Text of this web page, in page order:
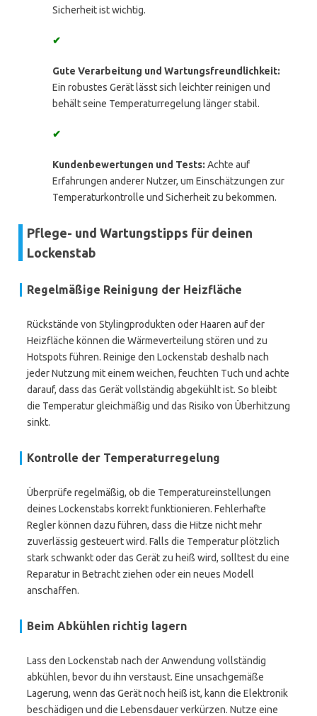
Sicherheit ist wichtig.
✔
Gute Verarbeitung und Wartungsfreundlichkeit:
Ein robustes Gerät lässt sich leichter reinigen und
behält seine Temperaturregelung länger stabil.
✔
Kundenbewertungen und Tests: Achte auf
Erfahrungen anderer Nutzer, um Einschätzungen zur
Temperaturkontrolle und Sicherheit zu bekommen.
Pflege- und Wartungstipps für deinen
Lockenstab
Regelmäßige Reinigung der Heizfläche
Rückstände von Stylingprodukten oder Haaren auf der
Heizfläche können die Wärmeverteilung stören und zu
Hotspots führen. Reinige den Lockenstab deshalb nach
jeder Nutzung mit einem weichen, feuchten Tuch und achte
darauf, dass das Gerät vollständig abgekühlt ist. So bleibt
die Temperatur gleichmäßig und das Risiko von Überhitzung
sinkt.
Kontrolle der Temperaturregelung
Überprüfe regelmäßig, ob die Temperatureinstellungen
deines Lockenstabs korrekt funktionieren. Fehlerhafte
Regler können dazu führen, dass die Hitze nicht mehr
zuverlässig gesteuert wird. Falls die Temperatur plötzlich
stark schwankt oder das Gerät zu heiß wird, solltest du eine
Reparatur in Betracht ziehen oder ein neues Modell
anschaffen.
Beim Abkühlen richtig lagern
Lass den Lockenstab nach der Anwendung vollständig
abkühlen, bevor du ihn verstaust. Eine unsachgemäße
Lagerung, wenn das Gerät noch heiß ist, kann die Elektronik
beschädigen und die Lebensdauer verkürzen. Nutze eine